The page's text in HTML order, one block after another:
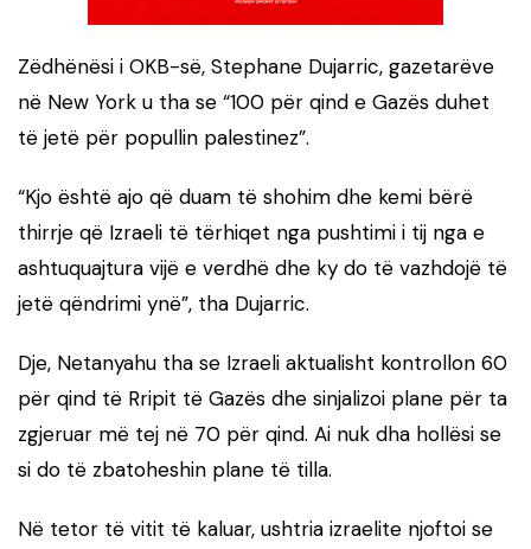
Zëdhënësi i OKB-së, Stephane Dujarric, gazetarëve
në New York u tha se “100 për qind e Gazës duhet
të jetë për popullin palestinez”.
“Kjo është ajo që duam të shohim dhe kemi bërë
thirrje që Izraeli të tërhiqet nga pushtimi i tij nga e
ashtuquajtura vijë e verdhë dhe ky do të vazhdojë të
jetë qëndrimi ynë”, tha Dujarric.
Dje, Netanyahu tha se Izraeli aktualisht kontrollon 60
për qind të Rripit të Gazës dhe sinjalizoi plane për ta
zgjeruar më tej në 70 për qind. Ai nuk dha hollësi se
si do të zbatoheshin plane të tilla.
Në tetor të vitit të kaluar, ushtria izraelite njoftoi se